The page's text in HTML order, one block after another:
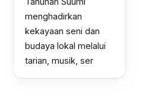
menghadirkan
kekayaan seni dan
budaya lokal melalui
tarian, musik, ser